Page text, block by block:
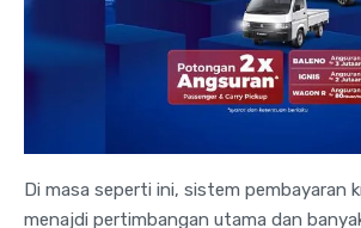
Di masa seperti ini, sistem pembayaran
menajdi pertimbangan utama dan